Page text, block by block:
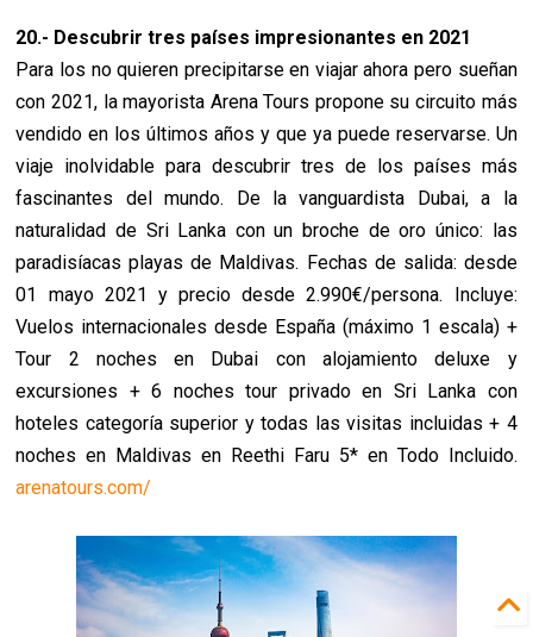
20.- Descubrir tres países impresionantes en 2021
Para los no quieren precipitarse en viajar ahora pero sueñan
con 2021, la mayorista Arena Tours propone su circuito más
vendido en los últimos años y que ya puede reservarse. Un
viaje inolvidable para descubrir tres de los países más
fascinantes del mundo. De la vanguardista Dubai, a la
naturalidad de Sri Lanka con un broche de oro único: las
paradisíacas playas de Maldivas. Fechas de salida: desde
01 mayo 2021 y precio desde 2.990€/persona. Incluye:
Vuelos internacionales desde España (máximo 1 escala) +
Tour 2 noches en Dubai con alojamiento deluxe y
excursiones + 6 noches tour privado en Sri Lanka con
hoteles categoría superior y todas las visitas incluidas + 4
noches en Maldivas en Reethi Faru 5* en Todo Incluido.
arenatours.com/